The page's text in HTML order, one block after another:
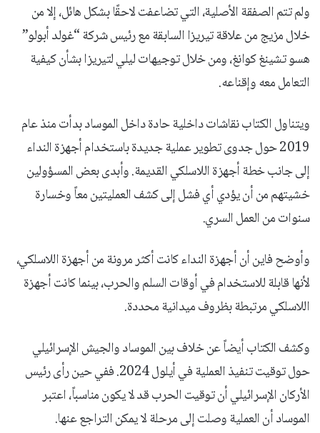
ولم تتم الصفقة الأصلية، التي تضاعفت لاحقًا بشكل هائل، إلا من
خلال مزيج من علاقة تيريزا السابقة مع رئيس شركة “غولد أبولو”
هسو تشينغ كوانغ، ومن خلال توجيهات ليلي لتيريزا بشأن كيفية
التعامل معه وإقناعه.
ويتناول الكتاب نقاشات داخلية حادة داخل الموساد بدأت منذ عام
2019 حول جدوى تطوير عملية جديدة باستخدام أجهزة النداء
إلى جانب خطة أجهزة اللاسلكي القديمة. وأبدى بعض المسؤولين
خشيتهم من أن يؤدي أي فشل إلى كشف العمليتين معاً وخسارة
سنوات من العمل السري.
وأوضح فاين أن أجهزة النداء كانت أكثر مرونة من أجهزة اللاسلكي،
لأنها قابلة للاستخدام في أوقات السلم والحرب، بينما كانت أجهزة
اللاسلكي مرتبطة بظروف ميدانية محددة.
وكشف الكتاب أيضاً عن خلاف بين الموساد والجيش الإسرائيلي
حول توقيت تنفيذ العملية في أيلول 2024. ففي حين رأى رئيس
الأركان الإسرائيلي أن توقيت الحرب قد لا يكون مناسباً، اعتبر
الموساد أن العملية وصلت إلى مرحلة لا يمكن التراجع عنها.